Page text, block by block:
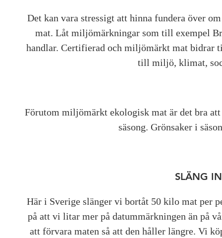
Det kan vara stressigt att hinna fundera över
mat. Låt miljömärkningar som till exempel
handlar. Certifierad och miljömärkt mat bidrar
till miljö, klimat,
Förutom miljömärkt ekologisk mat är det bra
säsong. Grönsaker i
SLÄNG
Här i Sverige slänger vi bortåt 50 kilo mat per
på att vi litar mer på datummärkningen än på
att förvara maten så att den håller längre. Vi